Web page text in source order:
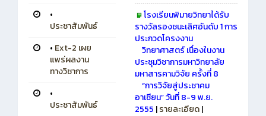
•
ประชาสัมพันธ์
• Ext-2 เผย
แพร่ผลงาน
ทางวิชาการ
•
ประชาสัมพันธ์
โรงเรียนพิมายวิทยาได้รับ
รางวัลรองชนะเลิศอันดับ 1 การ
ประกวดโครงงาน
วิทยาศาสตร์ เนื่องในงาน
ประชุมวิชาการมหาวิทยาลัย
มหาสารคามวิจัย ครั้งที่ 8
“การวิจัยสู่ประชาคม
อาเซียน”วันที่ 8-9 พ.ย.
2555 |รายละเอียด|